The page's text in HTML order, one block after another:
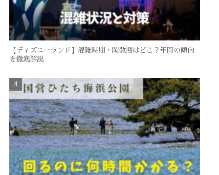
【ディズニーランド】混雑時期・閑散期はどこ？年間の傾向
を徹底解説